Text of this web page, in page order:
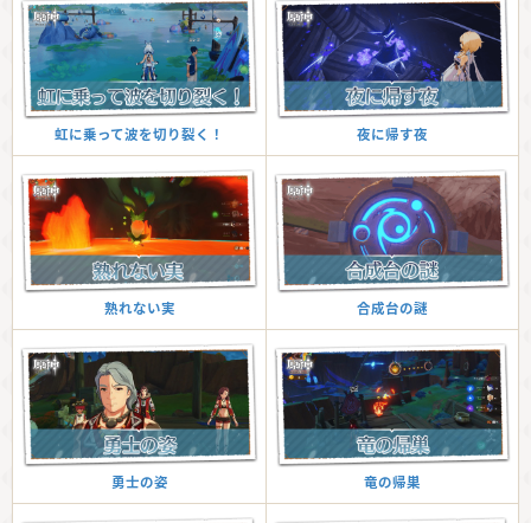
虹に乗って波を切り裂く！ 夜に帰す夜
熟れない実 合成台の謎
勇士の姿 竜の帰巣